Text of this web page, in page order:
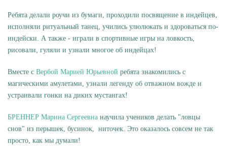
Ребята делали роучи из бумаги, проходили посвящение в индейцев,
исполняли ритуальный танец, учились улюлюкать и здороваться по-
индейски. А также - играли в спортивные игры на ловкость,
рисовали, гуляли и узнали многое об индейцах!
Вместе с Вербой Марией Юрьевной ребята знакомились с
магическими амулетами, узнали легенду об отважном вожде и
устраивали гонки на диких мустангах!
БРЕННЕР Марина Сергеевна научила учеников делать "ловцы
снов" из перышек, бусинок, ниточек. Это оказалось совсем не так
просто, как мы думали!